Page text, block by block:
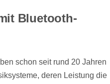
Bluetooth-
schon seit rund 20 Jahren
deren Leistung die